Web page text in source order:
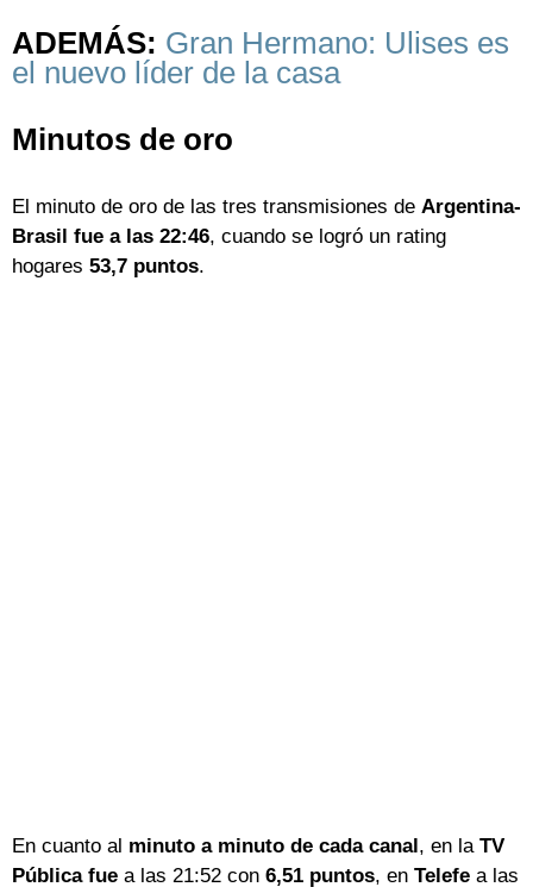
ADEMÁS: Gran Hermano: Ulises es
el nuevo líder de la casa
Minutos de oro
El minuto de oro de las tres transmisiones de Argentina-
Brasil fue a las 22:46, cuando se logró un rating
hogares 53,7 puntos.
En cuanto al minuto a minuto de cada canal , en la TV
Pública fue a las 21:52 con 6,51 puntos, en Telefe a las